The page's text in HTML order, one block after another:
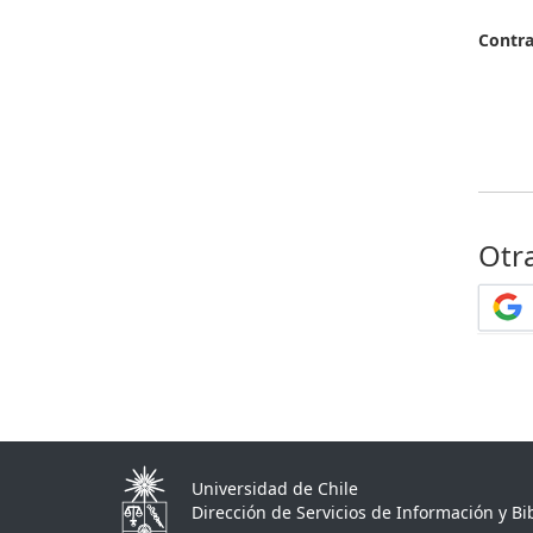
Universidad de Chile
Dirección de Servicios de Información y